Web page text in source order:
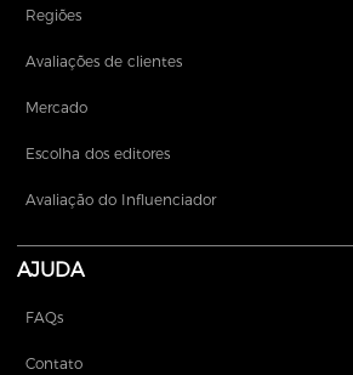
Regiões
Avaliações de clientes
Mercado
Escolha dos editores
Avaliação do Influenciador
AJUDA
FAQs
Contato